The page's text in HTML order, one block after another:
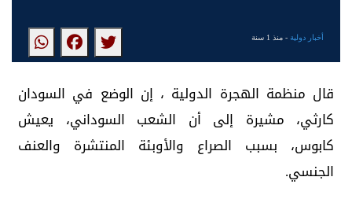
أخبار دولية- منذ 1 سنة
قال منظمة الهجرة الدولية ، إن الوضع في السودان
كارثي، مشيرة إلى أن الشعب السوداني، يعيش
كابوس، بسبب الصراع والأوبئة المنتشرة والعنف
الجنسي.